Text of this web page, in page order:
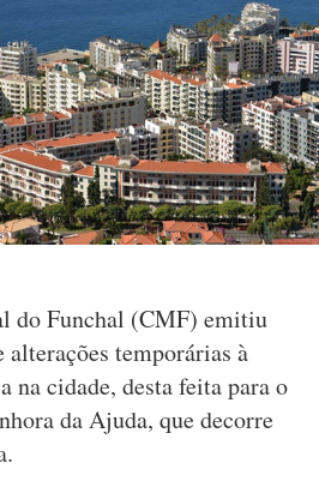
do Funchal (CMF) emitiu
temporárias à
na cidade, desta feita para o
da Ajuda, que decorre